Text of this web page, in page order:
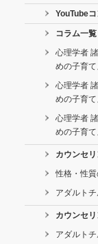
YouTube
コラム一覧
心理学者
めの子育て
心理学者
めの子育て
心理学者
めの子育て
カウンセ
性格・性
アダルト
カウンセ
アダルト